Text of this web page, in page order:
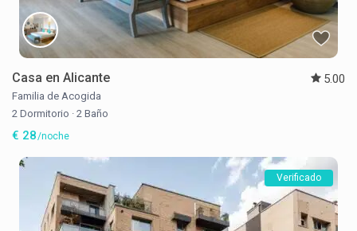
Casa en Alicante 5.00
Familia de Acogida
2 Dormitorio · 2 Baño
€ 28/noche
Verificado